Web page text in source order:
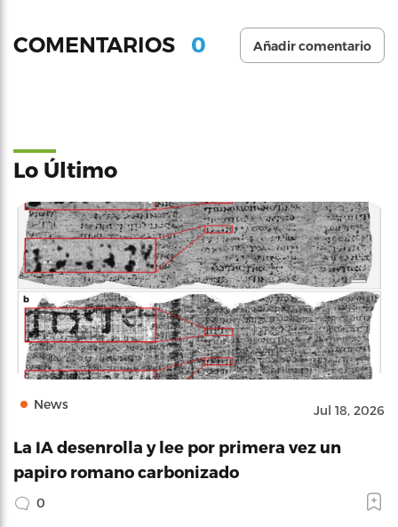
COMENTARIOS 0 Añadir comentario
Lo Último
News Jul 18, 2026
La IA desenrolla y lee por primera vez un
papiro romano carbonizado
0